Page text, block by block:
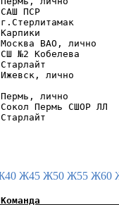
САШ ПСР
Карпики
Москва ВАО,
СШ №2
Старлайт
лично
Пермь, лично
Сокол Пермь
Ж45 Ж50 Ж55 Ж60